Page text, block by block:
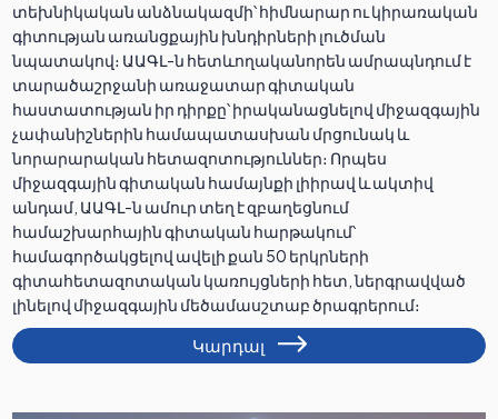
տեխնիկական անձնակազմի՝ հիմնարար ու կիրառական
գիտության առանցքային խնդիրների լուծման
նպատակով։ ԱԱԳԼ-ն հետևողականորեն ամրապնդում է
տարածաշրջանի առաջատար գիտական
հաստատության իր դիրքը՝ իրականացնելով միջազգային
չափանիշներին համապատասխան մրցունակ և
նորարարական հետազոտություններ։ Որպես
միջազգային գիտական համայնքի լիիրավ և ակտիվ
անդամ, ԱԱԳԼ-ն ամուր տեղ է զբաղեցնում
համաշխարհային գիտական հարթակում՝
համագործակցելով ավելի քան 50 երկրների
գիտահետազոտական կառույցների հետ, ներգրավված
լինելով միջազգային մեծամասշտաբ ծրագրերում։
Կարդալ